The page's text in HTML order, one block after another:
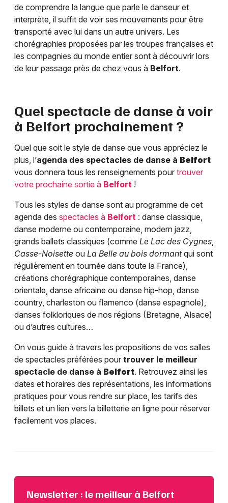
de comprendre la langue que parle le danseur et
interprète, il suffit de voir ses mouvements pour être
transporté avec lui dans un autre univers. Les
chorégraphies proposées par les troupes françaises et
les compagnies du monde entier sont à découvrir lors
de leur passage près de chez vous à Belfort.
Quel spectacle de danse à voir
à Belfort prochainement ?
Quel que soit le style de danse que vous appréciez le
plus, l’agenda des spectacles de danse à Belfort
vous donnera tous les renseignements pour trouver
votre prochaine sortie à Belfort !
Tous les styles de danse sont au programme de cet
agenda des spectacles à Belfort : danse classique,
danse moderne ou contemporaine, modern jazz,
grands ballets classiques (comme Le Lac des Cygnes
Casse-Noisette ou La Belle au bois dormantqui sont
régulièrement en tournée dans toute la France),
créations chorégraphique contemporaines, danse
orientale, danse africaine ou danse hip-hop, danse
country, charleston ou flamenco (danse espagnole),
danses folkloriques de nos régions (Bretagne, Alsace)
ou d’autres cultures…
On vous guide à travers les propositions de vos salles
de spectacles préférées pour trouver le meilleur
spectacle de danse à Belfort. Retrouvez ainsi les
dates et horaires des représentations, les informations
pratiques pour vous rendre sur place, les tarifs des
billets et un lien vers la billetterie en ligne pour réserver
facilement vos places.
Newsletter : le meilleur à Belfort